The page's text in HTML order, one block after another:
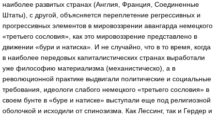
наиболее развитых странах (Англия, Франция, Соединенные
Штаты), с другой, объясняется переплетение регрессивных и
прогрессивных элементов в мировоззрении авангарда немецкого
«третьего сословия», как это мировоззрение представлено в
движении «бури и натиска». И не случайно, что в то время, когда
в наиболее передовых капиталистических странах выработали
уже философию материализма (механистическо), а в
революционной практике выдвигали политические и социальные
требования, идеологи слабого немецкого «третьего сословия» в
своем бунте в «буре и натиске» выступали еще под религиозной
оболочкой и исходили от спинозизма. Как Лессинг, так и Гердер и